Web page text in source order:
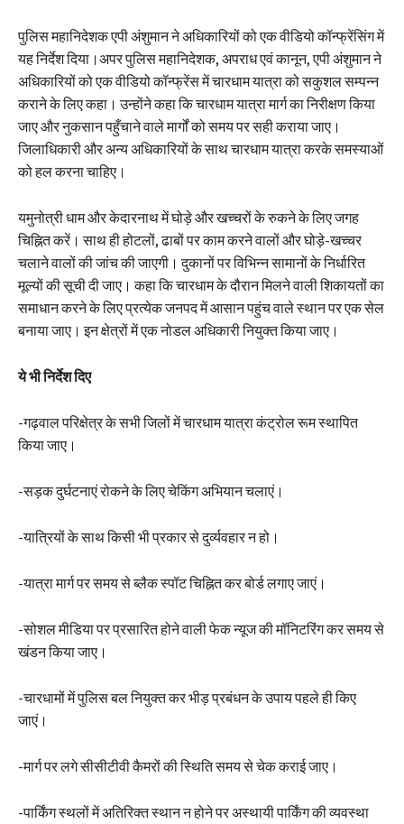
पुलिस महानिदेशक एपी अंशुमान ने अधिकारियों को एक वीडियो कॉन्फ्रेंसिंग में
यह निर्देश दिया।अपर पुलिस महानिदेशक, अपराध एवं कानून, एपी अंशुमान ने
अधिकारियों को एक वीडियो कॉन्फ्रेंस में चारधाम यात्रा को सकुशल सम्पन्न
कराने के लिए कहा। उन्होंने कहा कि चारधाम यात्रा मार्ग का निरीक्षण किया
जाए और नुकसान पहुँचाने वाले मार्गों को समय पर सही कराया जाए।
जिलाधिकारी और अन्य अधिकारियों के साथ चारधाम यात्रा करके समस्याओं
को हल करना चाहिए।
यमुनोत्री धाम और केदारनाथ में घोड़े और खच्चरों के रुकने के लिए जगह
चिह्नित करें। साथ ही होटलों, ढाबों पर काम करने वालों और घोड़े-खच्चर
चलाने वालों की जांच की जाएगी। दुकानों पर विभिन्न सामानों के निर्धारित
मूल्यों की सूची दी जाए। कहा कि चारधाम के दौरान मिलने वाली शिकायतों का
समाधान करने के लिए प्रत्येक जनपद में आसान पहुंच वाले स्थान पर एक सेल
बनाया जाए। इन क्षेत्रों में एक नोडल अधिकारी नियुक्त किया जाए।
ये भी निर्देश दिए
-गढ़वाल परिक्षेत्र के सभी जिलों में चारधाम यात्रा कंट्रोल रूम स्थापित
किया जाए।
-सड़क दुर्घटनाएं रोकने के लिए चेकिंग अभियान चलाएं।
-यात्रियों के साथ किसी भी प्रकार से दुर्व्यवहार न हो।
-यात्रा मार्ग पर समय से ब्लैक स्पॉट चिह्नित कर बोर्ड लगाए जाएं।
-सोशल मीडिया पर प्रसारित होने वाली फेक न्यूज की मॉनिटरिंग कर समय से
खंडन किया जाए।
-चारधामों में पुलिस बल नियुक्त कर भीड़ प्रबंधन के उपाय पहले ही किए
जाएं।
-मार्ग पर लगे सीसीटीवी कैमरों की स्थिति समय से चेक कराई जाए।
-पार्किंग स्थलों में अतिरिक्त स्थान न होने पर अस्थायी पार्किंग की व्यवस्था